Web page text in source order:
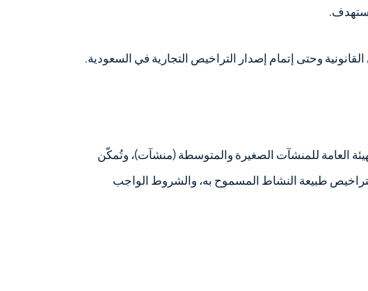
وحتى إتمام إصدار التراخيص التجارية في السعودية.
العامة للمنشآت الصغيرة والمتوسطة (منشآت)، وتُمكّن
طبيعة النشاط المسموح به، والشروط الواجب